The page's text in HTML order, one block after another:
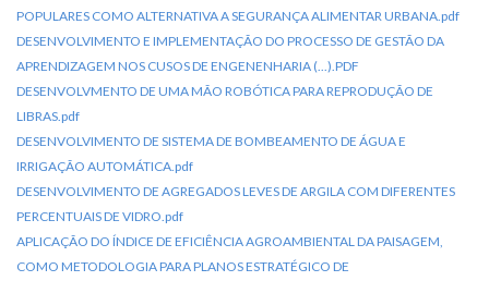
POPULARES COMO ALTERNATIVA A SEGURANÇA ALIMENTAR URBANA.pdf
DESENVOLVIMENTO E IMPLEMENTAÇÃO DO PROCESSO DE GESTÃO DA
APRENDIZAGEM NOS CUSOS DE ENGENENHARIA (...).PDF
DESENVOLVMENTO DE UMA MÃO ROBÓTICA PARA REPRODUÇÃO DE
LIBRAS.pdf
DESENVOLVIMENTO DE SISTEMA DE BOMBEAMENTO DE ÁGUA E
IRRIGAÇÃO AUTOMÁTICA.pdf
DESENVOLVIMENTO DE AGREGADOS LEVES DE ARGILA COM DIFERENTES
PERCENTUAIS DE VIDRO.pdf
APLICAÇÃO DO ÍNDICE DE EFICIÊNCIA AGROAMBIENTAL DA PAISAGEM,
COMO METODOLOGIA PARA PLANOS ESTRATÉGICO DE